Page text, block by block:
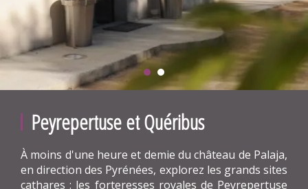
Peyrepertuse et Quéribus
À moins d'une heure et demie du château de Palaja,
en direction des Pyrénées, explorez les grands sites
cathares : les forteresses royales de Peyrepertuse